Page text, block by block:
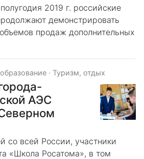
2019 г. российские
демонстрировать
продаж дополнительных
· Туризм, отдых
АЭС
со всей России, участники
«Школа Росатома», в том